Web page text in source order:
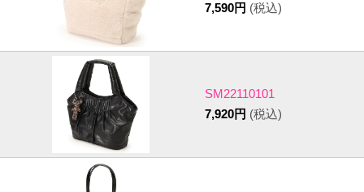
7,590円 (税込)
SM22110101
7,920円 (税込)